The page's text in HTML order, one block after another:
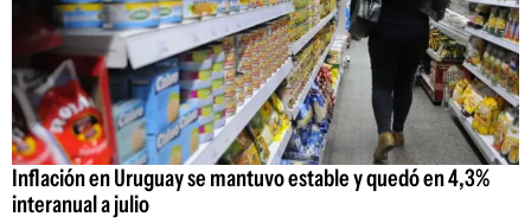
Inflación en Uruguay se mantuvo estable y quedó en 4,3%
interanual a julio